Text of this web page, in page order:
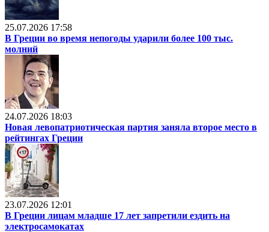
25.07.2026 17:58
В Греции во время непогоды ударили более 100 тыс.
молний
24.07.2026 18:03
Новая левопатриотическая партия заняла второе место в
рейтингах Греции
23.07.2026 12:01
В Греции лицам младше 17 лет запретили ездить на
электросамокатах